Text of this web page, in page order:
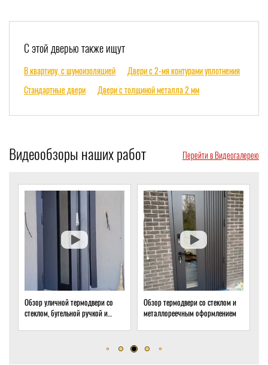
С этой дверью также ищут
В квартиру, с шумоизоляцией
Двери с 2-мя контурами уплотнения
Стандартные двери
Двери с толщиной металла 2 мм
Видеообзоры наших работ Перейти в Видеогалерею
Обзор уличной термодвери со
стеклом, бугельной ручкой и
Обзор термодвери со стеклом и
металлореечным оформлением